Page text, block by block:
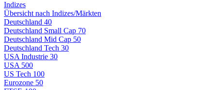
Indizes
Übersicht nach Indizes/Märkten
Deutschland 40
Deutschland Small Cap 70
Deutschland Mid Cap 50
Deutschland Tech 30
USA Industrie 30
USA 500
US Tech 100
Eurozone 50